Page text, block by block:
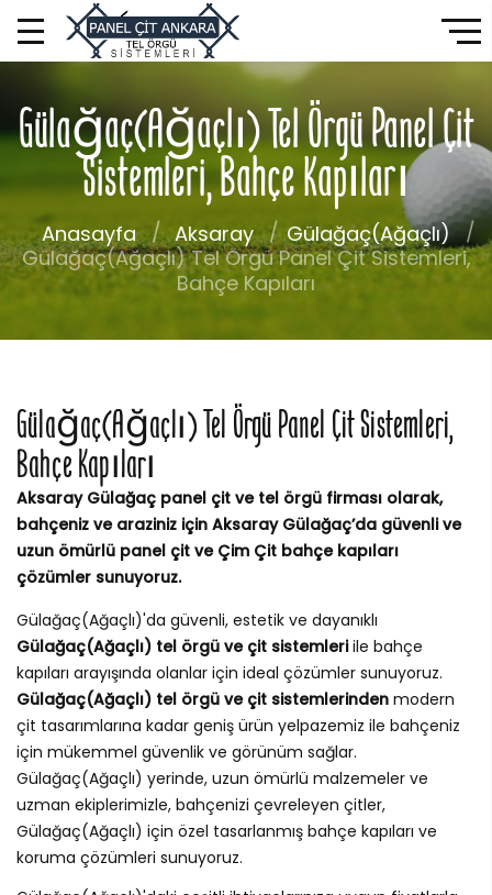
Gülağaç(Ağaçlı) Tel Örgü Panel Çit
Sistemleri, Bahçe Kapıları
Anasayfa Aksaray
Gülağaç(Ağaçlı)
Gülağaç(Ağaçlı) Tel Örgü Panel Çit Sistemleri,
Bahçe Kapıları
Gülağaç(Ağaçlı) Tel Örgü Panel Çit Sistemleri,
Bahçe Kapıları
Aksaray Gülağaç panel çit ve tel örgü firması olarak,
bahçeniz ve araziniz için Aksaray Gülağaç’da güvenli ve
uzun ömürlü panel çit ve Çim Çit bahçe kapıları
çözümler sunuyoruz.
Gülağaç(Ağaçlı)'da güvenli, estetik ve dayanıklı
Gülağaç(Ağaçlı) tel örgü ve çit sistemleriile bahçe
kapıları arayışında olanlar için ideal çözümler sunuyoruz.
Gülağaç(Ağaçlı) tel örgü ve çit sistemlerinden modern
çit tasarımlarına kadar geniş ürün yelpazemiz ile bahçeniz
için mükemmel güvenlik ve görünüm sağlar.
Gülağaç(Ağaçlı) yerinde, uzun ömürlü malzemeler ve
uzman ekiplerimizle, bahçenizi çevreleyen çitler,
Gülağaç(Ağaçlı) için özel tasarlanmış bahçe kapıları ve
koruma çözümleri sunuyoruz.